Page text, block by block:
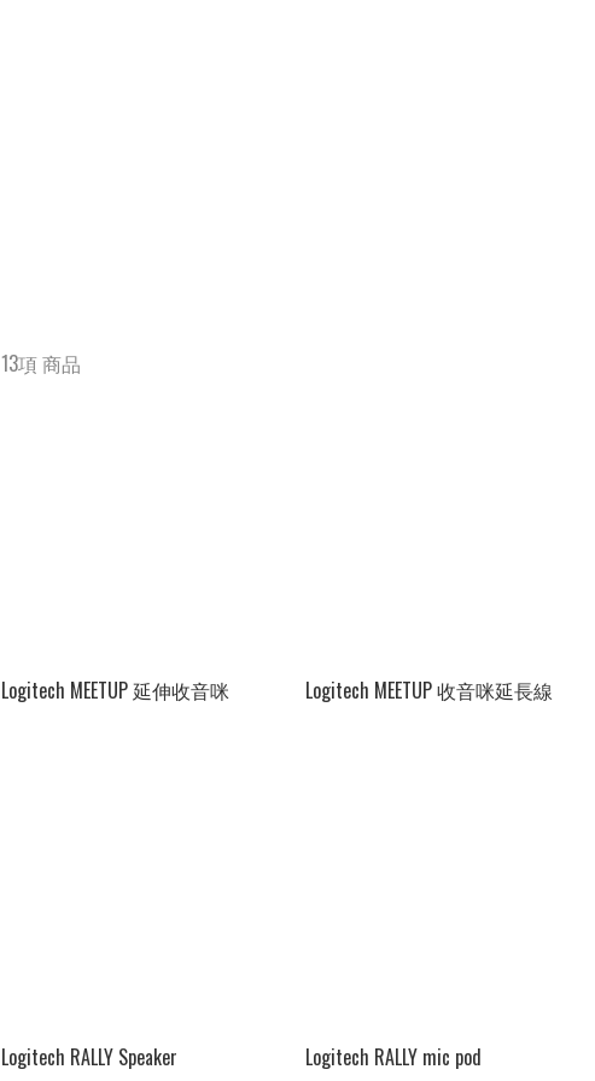
13項 商品
Logitech MEETUP 延伸收音咪 Logitech MEETUP 收音咪延長線
Logitech RALLY Speaker Logitech RALLY mic pod